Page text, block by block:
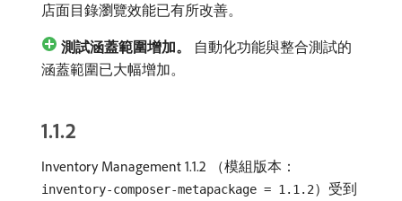
店面目錄瀏覽效能已有所改善。
測試涵蓋範圍增加。
自動化功能與整合測試的
涵蓋範圍已大幅增加。
1.1.2
Inventory Management 1.1.2 （模組版本：
inventory-composer-metapackage = 1.1.2）受到